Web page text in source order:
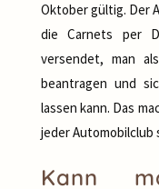
Oktober gültig. Der
die Carnets per
versendet, man
beantragen und
lassen kann. Das
jeder Automobilclub
Kann